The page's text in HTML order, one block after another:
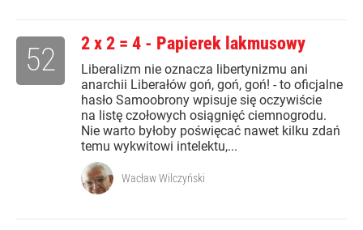
2 x 2 = 4 - Papierek lakmusowy
Liberalizm nie oznacza libertynizmu ani
anarchii Liberałów goń, goń, goń! - to oficjalne
hasło Samoobrony wpisuje się oczywiście
na listę czołowych osiągnięć ciemnogrodu.
Nie warto byłoby poświęcać nawet kilku zdań
temu wykwitowi intelektu,...
52
Wacław Wilczyński